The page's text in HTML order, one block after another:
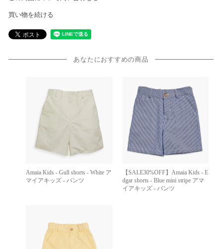
買い物を続ける
あなたにおすすめの商品
Amaia Kids - Gull shorts - White ア
マイアキッズ - パンツ
【SALE30%OFF】Amaia Kids - E
dgar shorts - Blue mini stripe アマ
イアキッズ - パンツ